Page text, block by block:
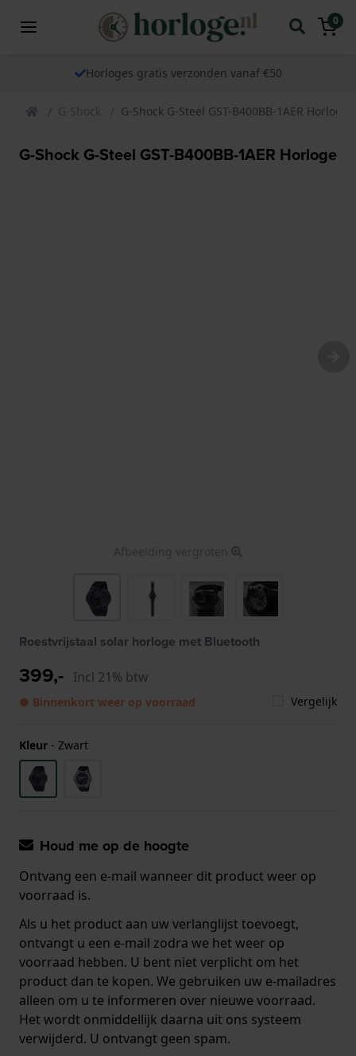
0
Horloges gratis verzonden vanaf €50
G-Shock G-Shock G-Steel GST-B400BB-1AER Horloge
G-Shock G-Steel GST-B400BB-1AER Horloge
Afbeelding vergroten
Roestvrijstaal solar horloge met Bluetooth
399,- Incl 21% btw
● Binnenkort weer op voorraad Vergelijk
Kleur - Zwart
Houd me op de hoogte
Ontvang een e-mail wanneer dit product weer op
voorraad is.
Als u het product aan uw verlanglijst toevoegt,
ontvangt u een e-mail zodra we het weer op
voorraad hebben. U bent niet verplicht om het
product dan te kopen. We gebruiken uw e-mailadres
alleen om u te informeren over nieuwe voorraad.
Het wordt onmiddellijk daarna uit ons systeem
verwijderd. U ontvangt geen spam.